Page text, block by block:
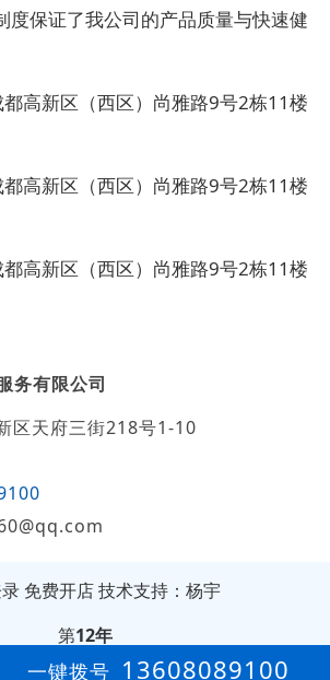
度保证了我公司的产品质量与快速健
高新区（西区）尚雅路9号2栋11楼
高新区（西区）尚雅路9号2栋11楼
高新区（西区）尚雅路9号2栋11楼
务有限公司
区天府三街218号1-10
免费开店技术支持：杨宇
第12年
一键拨号 13608089100